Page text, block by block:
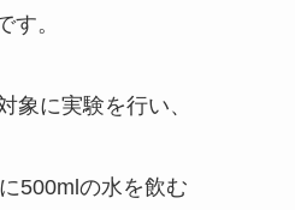
す。
象に実験を行い、
500mlの水を飲む